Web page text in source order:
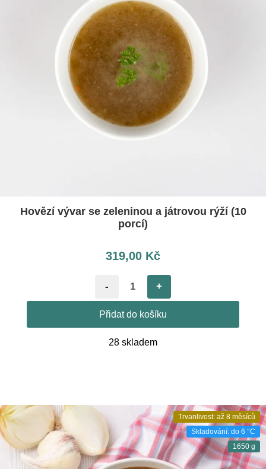
Hovězí vývar se zeleninou a játrovou rýží (10
porcí)
319,00 Kč
- +
Přidat do košíku
28 skladem
Trvanlivost: až 8 měsíců
Skladování: do 6 °C
1650 g